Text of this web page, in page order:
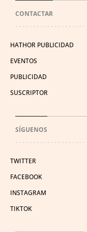
CONTACTAR
HATHOR PUBLICIDAD
EVENTOS
PUBLICIDAD
SUSCRIPTOR
SÍGUENOS
TWITTER
FACEBOOK
INSTAGRAM
TIKTOK